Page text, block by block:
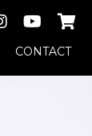
CONTACT